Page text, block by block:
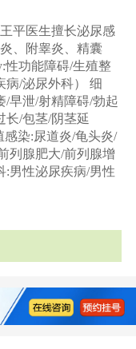
平医生擅长泌尿感
、附睾炎、精囊
性功能障碍/生殖整
病/泌尿外科） 细
/早泄/射精障碍/勃起
长/包茎/阴茎延
感染:尿道炎/龟头炎/
列腺肥大/前列腺增
:男性泌尿疾病/男性